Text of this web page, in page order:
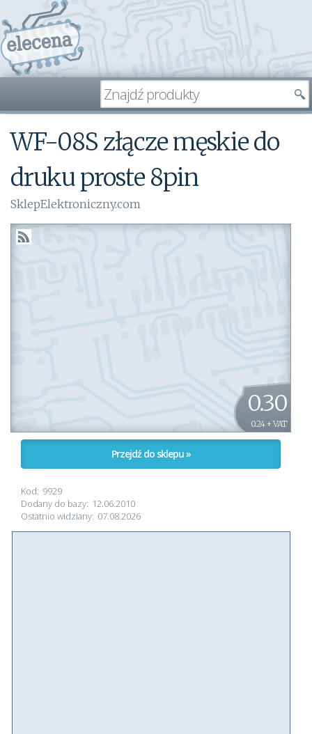
WF-08S złącze męskie do
druku proste 8pin
SklepElektroniczny.com
0.30
0.24 + VAT
Przejdź do sklepu »
Kod: 9929
Dodany do bazy: 12.06.2010
Ostatnio widziany: 07.08.2026